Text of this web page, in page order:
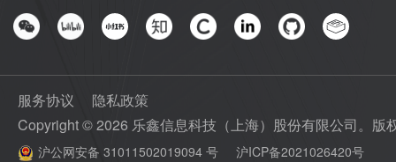
Copyright © 2026 乐鑫信息科技（上海）股份有限公司。版
沪公网安备 31011502019094 号 沪ICP备2021026420号
服务协议 隐私政策